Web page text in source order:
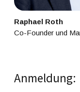
Raphael Roth
Co-Founder und
Anmeldung: